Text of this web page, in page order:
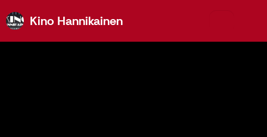
Kino HannikainenKino Hannikainen